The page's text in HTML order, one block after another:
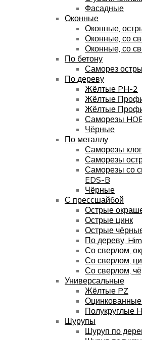
Фасадные
Оконные
Оконные,
Оконные, со
Оконные, со
По бетону
Саморез
По дереву
Жёлтые PH-2
Жёлтые
Жёлтые
Саморезы
Чёрные
По металлу
Саморезы
Саморезы
Саморезы со
EDS-B
Чёрные
С прессшайбой
Острые
Острые цинк
Острые
По дереву,
Со сверлом,
Со сверлом,
Со сверлом,
Универсальные
Жёлтые PZ
Полукруглые
Шурупы
Шуруп по